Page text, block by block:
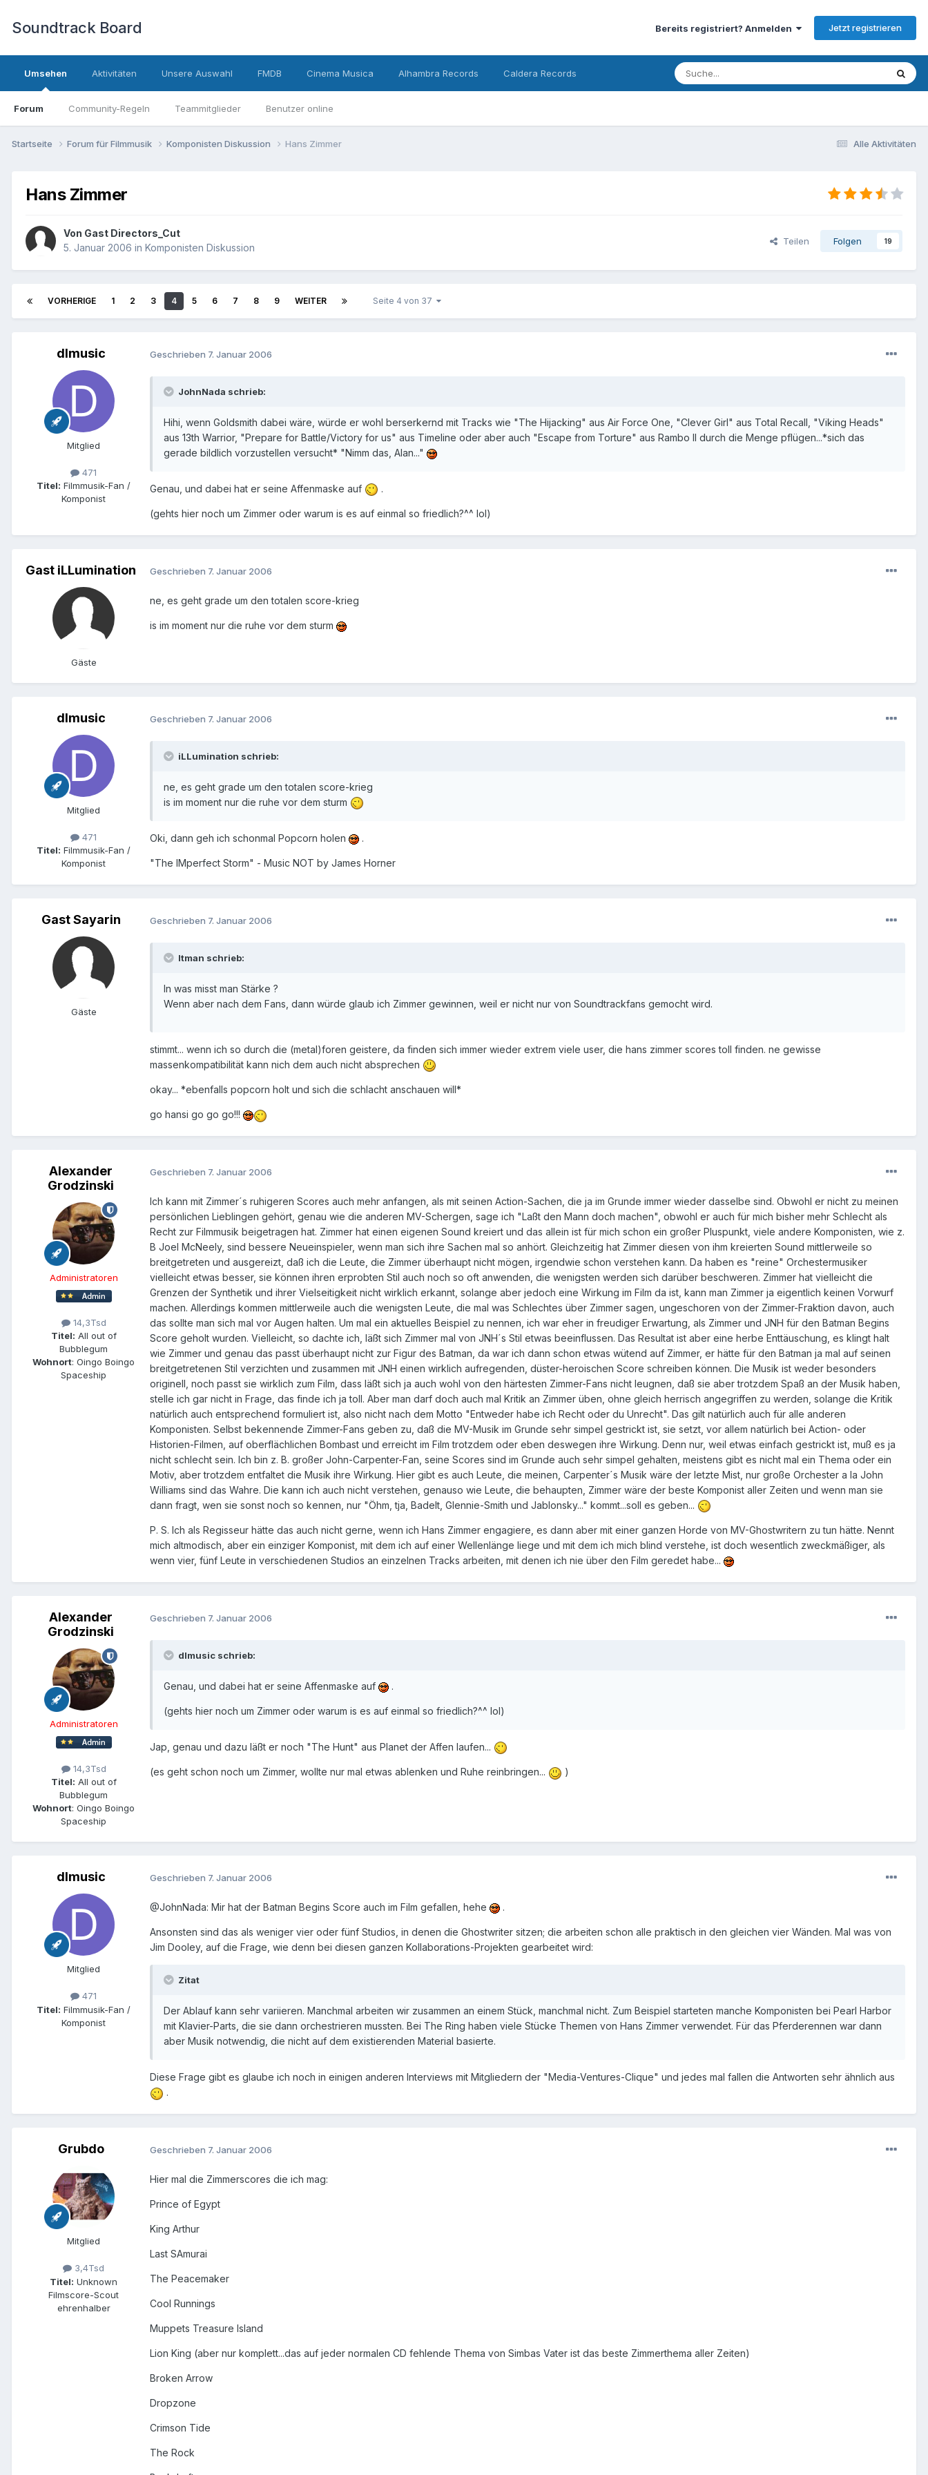
Soundtrack Board Bereits registriert? Anmelden Jetzt registrieren
Umsehen
Forum Community-Regeln Teammitglieder Benutzer online
Aktivitäten Unsere Auswahl FMDB Cinema Musica Alhambra Records Caldera Records
Alle Aktivitäten
Startseite Forum für Filmmusik Komponisten Diskussion Hans Zimmer
Hans Zimmer
Von Gast Directors_Cut
5. Januar 2006 in Komponisten Diskussion
Teilen Folgen 19
VORHERIGE 1 2 3 4 5 6 7 8 9 WEITER Seite 4 von 37
dlmusic
Mitglied
471
Titel: Filmmusik-Fan /
Komponist
Geschrieben 7. Januar 2006
JohnNada schrieb:
Hihi, wenn Goldsmith dabei wäre, würde er wohl berserkernd mit Tracks wie "The Hijacking" aus Air Force One, "Clever Girl" aus Total Recall, "Viking Heads"
aus 13th Warrior, "Prepare for Battle/Victory for us" aus Timeline oder aber auch "Escape from Torture" aus Rambo II durch die Menge pflügen...*sich das
gerade bildlich vorzustellen versucht* "Nimm das, Alan..."
Genau, und dabei hat er seine Affenmaske auf .
(gehts hier noch um Zimmer oder warum is es auf einmal so friedlich?^^ lol)
Gast iLLumination
Gäste
Geschrieben 7. Januar 2006
ne, es geht grade um den totalen score-krieg
is im moment nur die ruhe vor dem sturm
dlmusic
Mitglied
471
Titel: Filmmusik-Fan /
Komponist
Geschrieben 7. Januar 2006
iLLumination schrieb:
ne, es geht grade um den totalen score-krieg
is im moment nur die ruhe vor dem sturm
Oki, dann geh ich schonmal Popcorn holen .
"The IMperfect Storm" - Music NOT by James Horner
Gast Sayarin
Gäste
Geschrieben 7. Januar 2006
Itman schrieb:
In was misst man Stärke ?
Wenn aber nach dem Fans, dann würde glaub ich Zimmer gewinnen, weil er nicht nur von Soundtrackfans gemocht wird.
stimmt... wenn ich so durch die (metal)foren geistere, da finden sich immer wieder extrem viele user, die hans zimmer scores toll finden. ne gewisse
massenkompatibilität kann nich dem auch nicht absprechen
okay... *ebenfalls popcorn holt und sich die schlacht anschauen will*
go hansi go go go!!!
Alexander
Grodzinski
Administratoren
14,3Tsd
Titel: All out of
Bubblegum
Wohnort: Oingo Boingo
Spaceship
Geschrieben 7. Januar 2006
Ich kann mit Zimmer´s ruhigeren Scores auch mehr anfangen, als mit seinen Action-Sachen, die ja im Grunde immer wieder dasselbe sind. Obwohl er nicht zu meinen
persönlichen Lieblingen gehört, genau wie die anderen MV-Schergen, sage ich "Laßt den Mann doch machen", obwohl er auch für mich bisher mehr Schlecht als
Recht zur Filmmusik beigetragen hat. Zimmer hat einen eigenen Sound kreiert und das allein ist für mich schon ein großer Pluspunkt, viele andere Komponisten, wie z.
B Joel McNeely, sind bessere Neueinspieler, wenn man sich ihre Sachen mal so anhört. Gleichzeitig hat Zimmer diesen von ihm kreierten Sound mittlerweile so
breitgetreten und ausgereizt, daß ich die Leute, die Zimmer überhaupt nicht mögen, irgendwie schon verstehen kann. Da haben es "reine" Orchestermusiker
vielleicht etwas besser, sie können ihren erprobten Stil auch noch so oft anwenden, die wenigsten werden sich darüber beschweren. Zimmer hat vielleicht die
Grenzen der Synthetik und ihrer Vielseitigkeit nicht wirklich erkannt, solange aber jedoch eine Wirkung im Film da ist, kann man Zimmer ja eigentlich keinen Vorwurf
machen. Allerdings kommen mittlerweile auch die wenigsten Leute, die mal was Schlechtes über Zimmer sagen, ungeschoren von der Zimmer-Fraktion davon, auch
das sollte man sich mal vor Augen halten. Um mal ein aktuelles Beispiel zu nennen, ich war eher in freudiger Erwartung, als Zimmer und JNH für den Batman Begins
Score geholt wurden. Vielleicht, so dachte ich, läßt sich Zimmer mal von JNH´s Stil etwas beeinflussen. Das Resultat ist aber eine herbe Enttäuschung, es klingt halt
wie Zimmer und genau das passt überhaupt nicht zur Figur des Batman, da war ich dann schon etwas wütend auf Zimmer, er hätte für den Batman ja mal auf seinen
breitgetretenen Stil verzichten und zusammen mit JNH einen wirklich aufregenden, düster-heroischen Score schreiben können. Die Musik ist weder besonders
originell, noch passt sie wirklich zum Film, dass läßt sich ja auch wohl von den härtesten Zimmer-Fans nicht leugnen, daß sie aber trotzdem Spaß an der Musik haben,
stelle ich gar nicht in Frage, das finde ich ja toll. Aber man darf doch auch mal Kritik an Zimmer üben, ohne gleich herrisch angegriffen zu werden, solange die Kritik
natürlich auch entsprechend formuliert ist, also nicht nach dem Motto "Entweder habe ich Recht oder du Unrecht". Das gilt natürlich auch für alle anderen
Komponisten. Selbst bekennende Zimmer-Fans geben zu, daß die MV-Musik im Grunde sehr simpel gestrickt ist, sie setzt, vor allem natürlich bei Action- oder
Historien-Filmen, auf oberflächlichen Bombast und erreicht im Film trotzdem oder eben deswegen ihre Wirkung. Denn nur, weil etwas einfach gestrickt ist, muß es ja
nicht schlecht sein. Ich bin z. B. großer John-Carpenter-Fan, seine Scores sind im Grunde auch sehr simpel gehalten, meistens gibt es nicht mal ein Thema oder ein
Motiv, aber trotzdem entfaltet die Musik ihre Wirkung. Hier gibt es auch Leute, die meinen, Carpenter´s Musik wäre der letzte Mist, nur große Orchester a la John
Williams sind das Wahre. Die kann ich auch nicht verstehen, genauso wie Leute, die behaupten, Zimmer wäre der beste Komponist aller Zeiten und wenn man sie
dann fragt, wen sie sonst noch so kennen, nur "Öhm, tja, Badelt, Glennie-Smith und Jablonsky..." kommt...soll es geben...
P. S. Ich als Regisseur hätte das auch nicht gerne, wenn ich Hans Zimmer engagiere, es dann aber mit einer ganzen Horde von MV-Ghostwritern zu tun hätte. Nennt
mich altmodisch, aber ein einziger Komponist, mit dem ich auf einer Wellenlänge liege und mit dem ich mich blind verstehe, ist doch wesentlich zweckmäßiger, als
wenn vier, fünf Leute in verschiedenen Studios an einzelnen Tracks arbeiten, mit denen ich nie über den Film geredet habe...
Alexander
Grodzinski
Administratoren
14,3Tsd
Titel: All out of
Bubblegum
Wohnort: Oingo Boingo
Spaceship
Geschrieben 7. Januar 2006
dlmusic schrieb:
Genau, und dabei hat er seine Affenmaske auf .
(gehts hier noch um Zimmer oder warum is es auf einmal so friedlich?^^ lol)
Jap, genau und dazu läßt er noch "The Hunt" aus Planet der Affen laufen...
(es geht schon noch um Zimmer, wollte nur mal etwas ablenken und Ruhe reinbringen... )
dlmusic
Mitglied
471
Titel: Filmmusik-Fan /
Komponist
Geschrieben 7. Januar 2006
@JohnNada: Mir hat der Batman Begins Score auch im Film gefallen, hehe .
Ansonsten sind das als weniger vier oder fünf Studios, in denen die Ghostwriter sitzen; die arbeiten schon alle praktisch in den gleichen vier Wänden. Mal was von
Jim Dooley, auf die Frage, wie denn bei diesen ganzen Kollaborations-Projekten gearbeitet wird:
Zitat
Der Ablauf kann sehr variieren. Manchmal arbeiten wir zusammen an einem Stück, manchmal nicht. Zum Beispiel starteten manche Komponisten bei Pearl Harbor
mit Klavier-Parts, die sie dann orchestrieren mussten. Bei The Ring haben viele Stücke Themen von Hans Zimmer verwendet. Für das Pferderennen war dann
aber Musik notwendig, die nicht auf dem existierenden Material basierte.
Diese Frage gibt es glaube ich noch in einigen anderen Interviews mit Mitgliedern der "Media-Ventures-Clique" und jedes mal fallen die Antworten sehr ähnlich aus
.
Grubdo
Mitglied
3,4Tsd
Titel: Unknown
Filmscore-Scout
ehrenhalber
Geschrieben 7. Januar 2006
Hier mal die Zimmerscores die ich mag:
Prince of Egypt
King Arthur
Last SAmurai
The Peacemaker
Cool Runnings
Muppets Treasure Island
Lion King (aber nur komplett...das auf jeder normalen CD fehlende Thema von Simbas Vater ist das beste Zimmerthema aller Zeiten)
Broken Arrow
Dropzone
Crimson Tide
The Rock